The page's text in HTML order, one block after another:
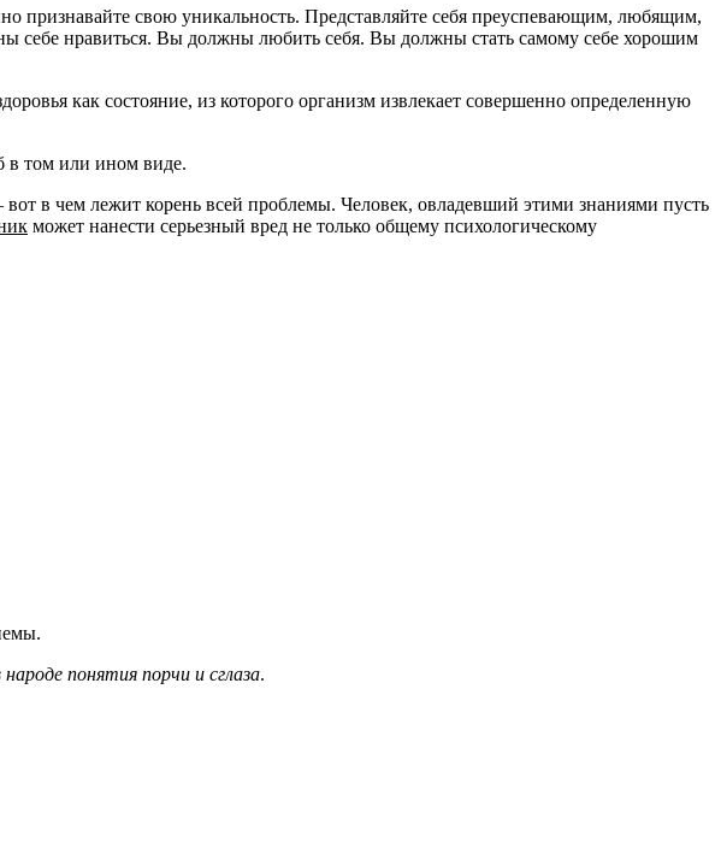
признавайте свою уникальность. Представляйте себя преуспевающим, любящим,
нравиться. Вы должны любить себя. Вы должны стать самому себе хорошим
как состояние, из которого организм извлекает совершенно определенную
в том или ином виде.
в чем лежит корень всей проблемы. Человек, овладевший этими знаниями пусть
может нанести серьезный вред не только общему психологическому
понятия порчи и сглаза.